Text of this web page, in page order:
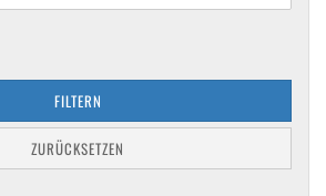
FILTERN
ZURÜCKSETZEN